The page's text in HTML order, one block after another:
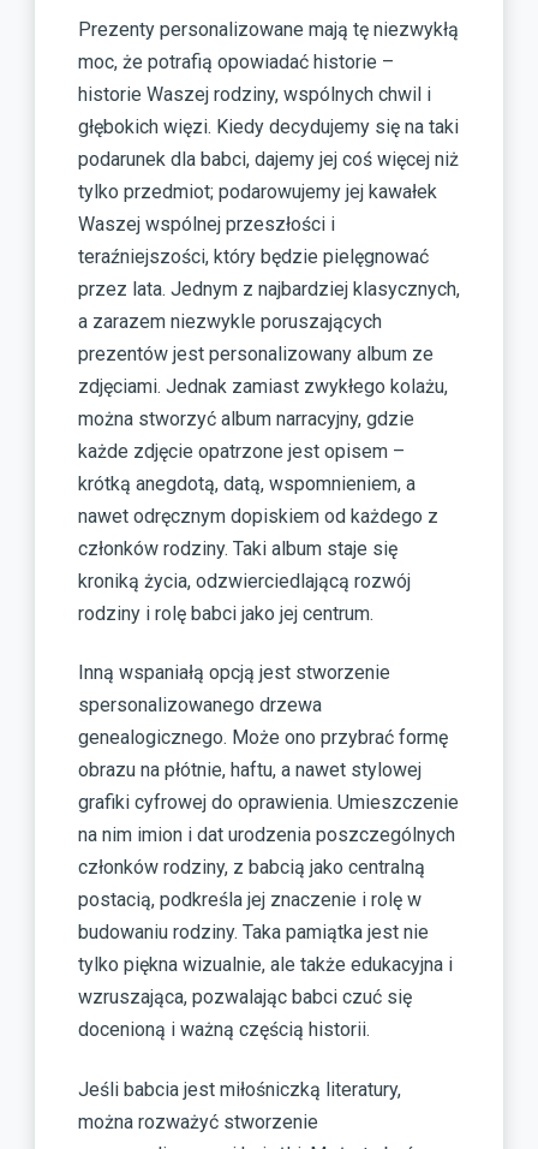
Prezenty personalizowane mają tę niezwykłą
moc, że potrafią opowiadać historie –
historie Waszej rodziny, wspólnych chwil i
głębokich więzi. Kiedy decydujemy się na taki
podarunek dla babci, dajemy jej coś więcej niż
tylko przedmiot; podarowujemy jej kawałek
Waszej wspólnej przeszłości i
teraźniejszości, który będzie pielęgnować
przez lata. Jednym z najbardziej klasycznych,
a zarazem niezwykle poruszających
prezentów jest personalizowany album ze
zdjęciami. Jednak zamiast zwykłego kolażu,
można stworzyć album narracyjny, gdzie
każde zdjęcie opatrzone jest opisem –
krótką anegdotą, datą, wspomnieniem, a
nawet odręcznym dopiskiem od każdego z
członków rodziny. Taki album staje się
kroniką życia, odzwierciedlającą rozwój
rodziny i rolę babci jako jej centrum.
Inną wspaniałą opcją jest stworzenie
spersonalizowanego drzewa
genealogicznego. Może ono przybrać formę
obrazu na płótnie, haftu, a nawet stylowej
grafiki cyfrowej do oprawienia. Umieszczenie
na nim imion i dat urodzenia poszczególnych
członków rodziny, z babcią jako centralną
postacią, podkreśla jej znaczenie i rolę w
budowaniu rodziny. Taka pamiątka jest nie
tylko piękna wizualnie, ale także edukacyjna i
wzruszająca, pozwalając babci czuć się
docenioną i ważną częścią historii.
Jeśli babcia jest miłośniczką literatury,
można rozważyć stworzenie